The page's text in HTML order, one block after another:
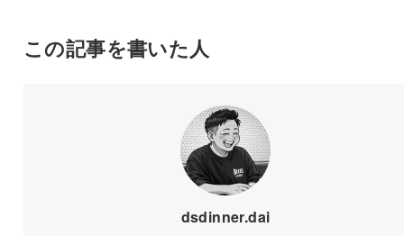
この記事を書いた人
dsdinner.dai